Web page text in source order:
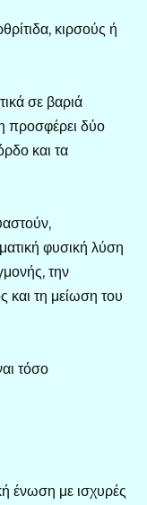
κιρσούς ή
σε βαριά
προσφέρει δύο
και τα
φυσική λύση
την
και τη μείωση του
τόσο
ένωση με ισχυρές